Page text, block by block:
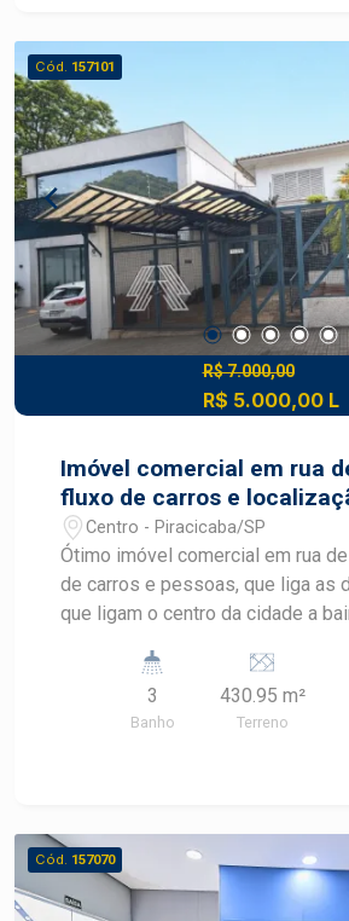
Cód. 157101
R$ 7.000,00
R$ 5.000,00 L
Imóvel comercial em rua
fluxo de carros e
estratégica
Centro - Piracicaba/SP
Ótimo imóvel comercial em rua
de carros e pessoas, que liga as
que ligam o centro da cidade a bairros da entrada
do colégio Sud mennucci ,
ônibus. O imóvel possui 3 salas
superior, 2 banheiros, no térreo
3
Banho
430.95 m²
Terreno
Cód. 157070